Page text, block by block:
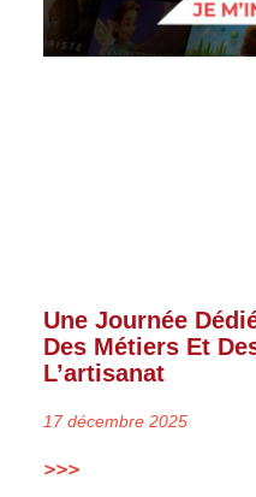
Une Journée
Des Métiers Et
L’artisanat
17 décembre 2025
>>>